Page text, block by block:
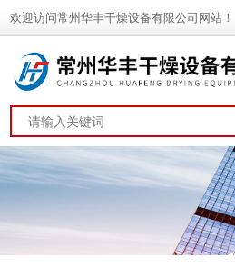
欢迎访问常州华丰干燥设备有限公司网站！